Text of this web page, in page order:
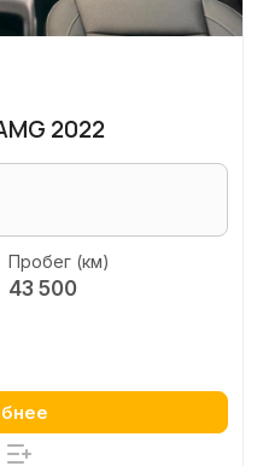
2022
Пробег (км)
43 500